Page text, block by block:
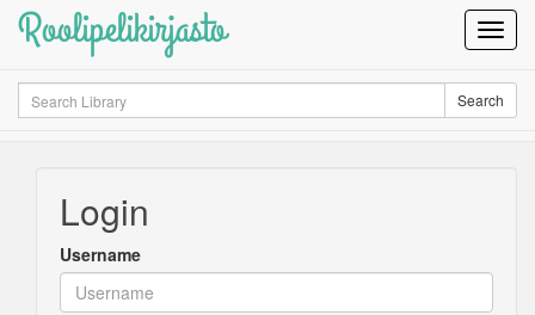
Roolipelikirjasto
Search Search
Login
Username